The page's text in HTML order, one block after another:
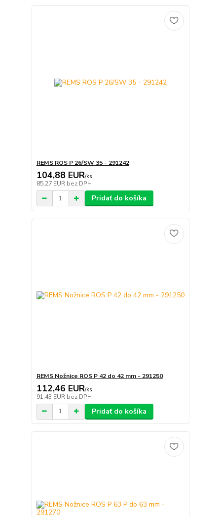
REMS ROS P 26/SW 35 - 291242
104,88 EUR/ks
85,27 EUR bez DPH
Pridať do košíka
REMS Nožnice ROS P 42 do 42 mm - 291250
112,46 EUR/ks
91,43 EUR bez DPH
Pridať do košíka